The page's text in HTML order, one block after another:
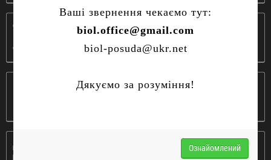
РОБОЧИЙ ЧАС
ДОСТАВКА
Ваші звернення чекаємо тут:
biol.office@gmail.com
biol-posuda@ukr.net
Дякуємо за розуміння!
Ознайомлений